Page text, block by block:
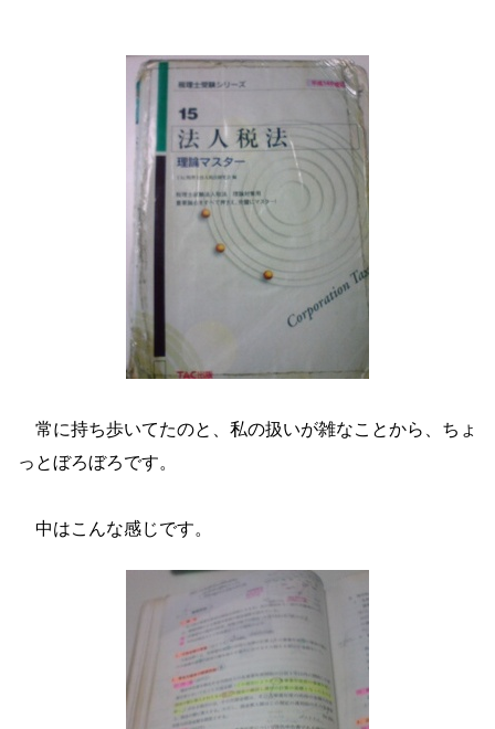
常に持ち歩いてたのと、私の扱いが雑なことから、ちょ
っとぼろぼろです。
中はこんな感じです。